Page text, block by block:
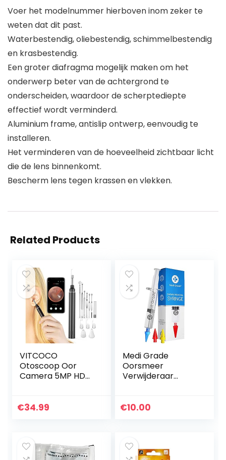
Voer het modelnummer hierboven inom zeker te
weten dat dit past.
Waterbestendig, oliebestendig, schimmelbestendig
en krasbestendig.
Een groter diafragma mogelijk maken om het
onderwerp beter van de achtergrond te
onderscheiden, waardoor de scherptediepte
effectief wordt verminderd.
Aluminium frame, antislip ontwerp, eenvoudig te
installeren.
Het verminderen van de hoeveelheid zichtbaar licht
die de lens binnenkomt.
Bescherm lens tegen krassen en vlekken.
Related Products
VITCOCO
Otoscoop Oor
Camera 5MP HD
Oorreiniging 3 mm
€34.99
Medi Grade
Oorsmeer
Verwijderaar
Zachte, Viervoudig
€10.00